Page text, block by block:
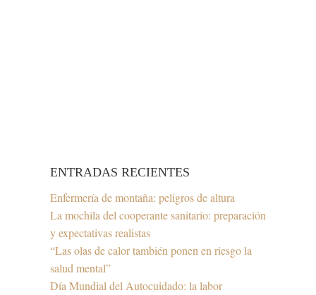
ENTRADAS RECIENTES
Enfermería de montaña: peligros de altura
La mochila del cooperante sanitario: preparación
y expectativas realistas
“Las olas de calor también ponen en riesgo la
salud mental”
Día Mundial del Autocuidado: la labor